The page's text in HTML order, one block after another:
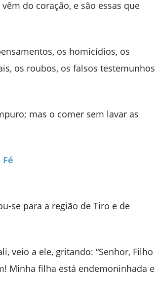
do coração, e são essas que
os homicídios, os
os roubos, os falsos testemunhos
mas o comer sem lavar as
se para a região de Tiro e de
veio a ele, gritando: “Senhor, Filho
Minha filha está endemoninhada e